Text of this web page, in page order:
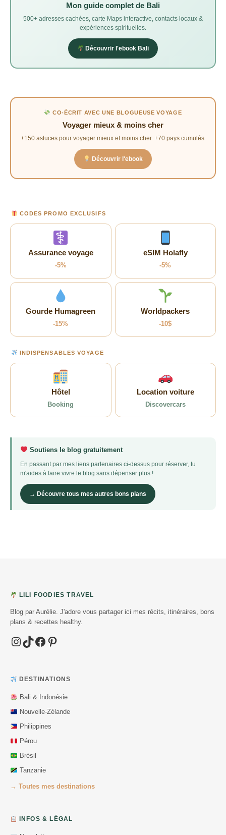
Mon guide complet de Bali
500+ adresses cachées, carte Maps interactive, contacts locaux &
expériences spirituelles.
Découvrir l'ebook Bali
CO-ÉCRIT AVEC UNE BLOGUEUSE VOYAGE
Voyager mieux & moins cher
+150 astuces pour voyager mieux et moins cher. +70 pays cumulés.
Découvrir l'ebook
CODES PROMO EXCLUSIFS
Assurance voyage
-5%
eSIM Holafly
-5%
Gourde Humagreen
-15%
Worldpackers
-10$
INDISPENSABLES VOYAGE
Hôtel
Booking
Location voiture
Discovercars
Soutiens le blog gratuitement
En passant par mes liens partenaires ci-dessus pour réserver, tu
m'aides à faire vivre le blog sans dépenser plus !
→ Découvre tous mes autres bons plans
LILI FOODIES TRAVEL
Blog par Aurélie. J'adore vous partager ici mes récits, itinéraires, bons
plans & recettes healthy.
Instagram
TikTokFacebook
Pinterest
DESTINATIONS
Bali & Indonésie
Nouvelle-Zélande
Philippines
Pérou
Brésil
Tanzanie
→ Toutes mes destinations
INFOS & LÉGAL